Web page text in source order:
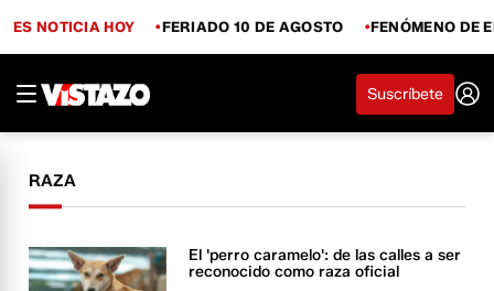
ES NOTICIA HOY FERIADO 10 DE AGOSTO FENÓMENO DE
Suscríbete
RAZA
El 'perro caramelo': de las calles a ser
reconocido como raza oficial